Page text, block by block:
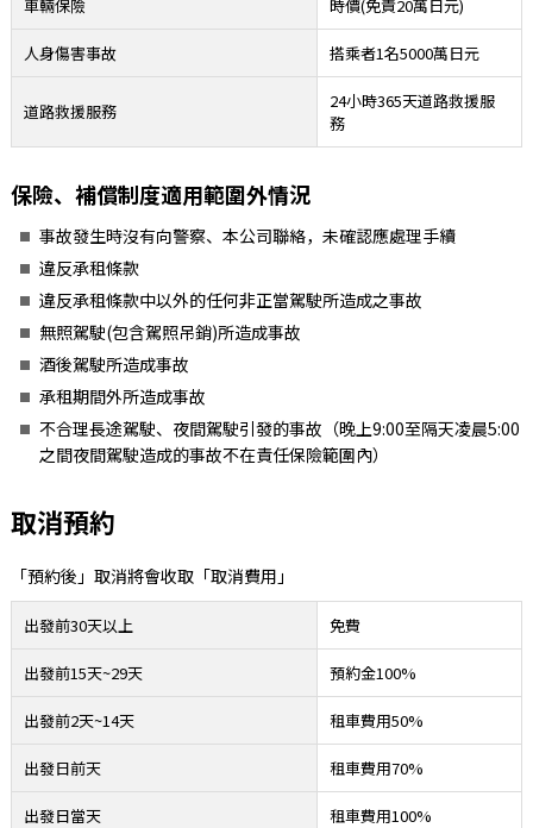
車輛保險 時價(免責20萬日元)
人身傷害事故 搭乘者1名5000萬日元
道路救援服務
24小時365天道路救援服
務
保險、補償制度適用範圍外情況
事故發生時沒有向警察、本公司聯絡，未確認應處理手續
違反承租條款
違反承租條款中以外的任何非正當駕駛所造成之事故
無照駕駛(包含駕照吊銷)所造成事故
酒後駕駛所造成事故
承租期間外所造成事故
不合理長途駕駛、夜間駕駛引發的事故（晚上9:00至隔天凌晨5:00
之間夜間駕駛造成的事故不在責任保險範圍內）
取消預約
「預約後」取消將會收取「取消費用」
出發前30天以上 免費
出發前15天~29天 預約金100%
出發前2天~14天 租車費用50%
出發日前天 租車費用70%
出發日當天 租車費用100%